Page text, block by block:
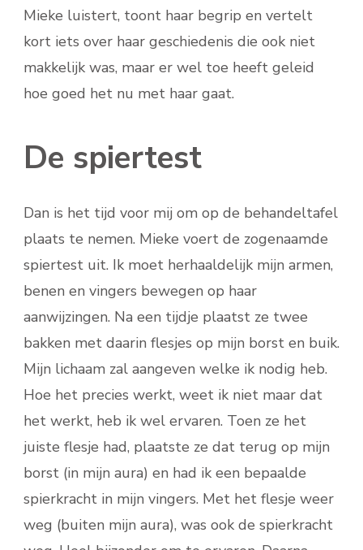
Mieke luistert, toont haar begrip en vertelt
kort iets over haar geschiedenis die ook niet
makkelijk was, maar er wel toe heeft geleid
hoe goed het nu met haar gaat.
De spiertest
Dan is het tijd voor mij om op de behandeltafel
plaats te nemen. Mieke voert de zogenaamde
spiertest uit. Ik moet herhaaldelijk mijn armen,
benen en vingers bewegen op haar
aanwijzingen. Na een tijdje plaatst ze twee
bakken met daarin flesjes op mijn borst en buik.
Mijn lichaam zal aangeven welke ik nodig heb.
Hoe het precies werkt, weet ik niet maar dat
het werkt, heb ik wel ervaren. Toen ze het
juiste flesje had, plaatste ze dat terug op mijn
borst (in mijn aura) en had ik een bepaalde
spierkracht in mijn vingers. Met het flesje weer
weg (buiten mijn aura), was ook de spierkracht